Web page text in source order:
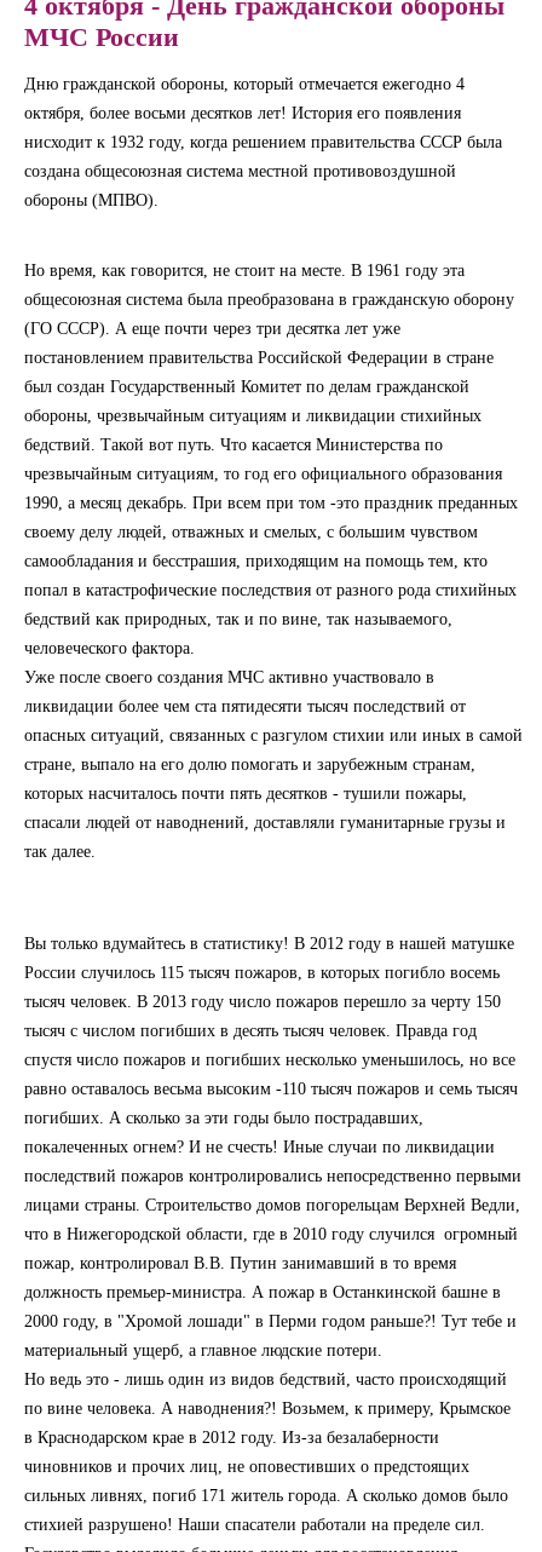
МЧС России
Дню гражданской обороны, который отмечается ежегодно 4
октября, более восьми десятков лет! История его появления
нисходит к 1932 году, когда решением правительства СССР была
создана общесоюзная система местной противовоздушной
обороны (МПВО).
Но время, как говорится, не стоит на месте. В 1961 году эта
общесоюзная система была преобразована в гражданскую оборону
(ГО СССР). А еще почти через три десятка лет уже
постановлением правительства Российской Федерации в стране
был создан Государственный Комитет по делам гражданской
обороны, чрезвычайным ситуациям и ликвидации стихийных
бедствий. Такой вот путь. Что касается Министерства по
чрезвычайным ситуациям, то год его официального образования
1990, а месяц декабрь. При всем при том -это праздник преданных
своему делу людей, отважных и смелых, с большим чувством
самообладания и бесстрашия, приходящим на помощь тем, кто
попал в катастрофические последствия от разного рода стихийных
бедствий как природных, так и по вине, так называемого,
человеческого фактора.
Уже после своего создания МЧС активно участвовало в
ликвидации более чем ста пятидесяти тысяч последствий от
опасных ситуаций, связанных с разгулом стихии или иных в самой
стране, выпало на его долю помогать и зарубежным странам,
которых насчиталось почти пять десятков - тушили пожары,
спасали людей от наводнений, доставляли гуманитарные грузы и
так далее.
Вы только вдумайтесь в статистику! В 2012 году в нашей матушке
России случилось 115 тысяч пожаров, в которых погибло восемь
тысяч человек. В 2013 году число пожаров перешло за черту 150
тысяч с числом погибших в десять тысяч человек. Правда год
спустя число пожаров и погибших несколько уменьшилось, но все
равно оставалось весьма высоким -110 тысяч пожаров и семь тысяч
погибших. А сколько за эти годы было пострадавших,
покалеченных огнем? И не счесть! Иные случаи по ликвидации
последствий пожаров контролировались непосредственно первыми
лицами страны. Строительство домов погорельцам Верхней Ведли,
что в Нижегородской области, где в 2010 году случился огромный
пожар, контролировал В.В. Путин занимавший в то время
должность премьер-министра. А пожар в Останкинской башне в
2000 году, в "Хромой лошади" в Перми годом раньше?! Тут тебе и
материальный ущерб, а главное людские потери.
Но ведь это - лишь один из видов бедствий, часто происходящий
по вине человека. А наводнения?! Возьмем, к примеру, Крымское
в Краснодарском крае в 2012 году. Из-за безалаберности
чиновников и прочих лиц, не оповестивших о предстоящих
сильных ливнях, погиб 171 житель города. А сколько домов было
стихией разрушено! Наши спасатели работали на пределе сил.